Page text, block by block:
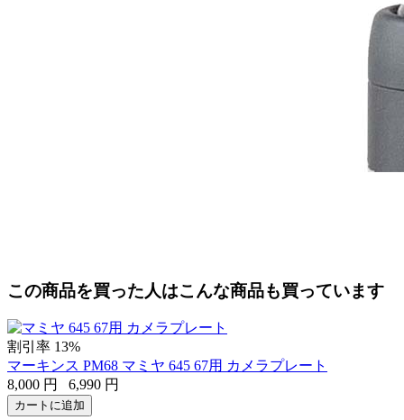
この商品を買った人はこんな商品も買っています
割引率 13%
マーキンス PM68 マミヤ 645 67用 カメラプレート
8,000 円 6,990 円
カートに追加